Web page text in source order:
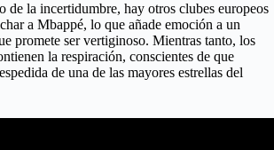
de la incertidumbre, hay otros clubes europeos
a Mbappé, lo que añade emoción a un
promete ser vertiginoso. Mientras tanto, los
la respiración, conscientes de que
de una de las mayores estrellas del